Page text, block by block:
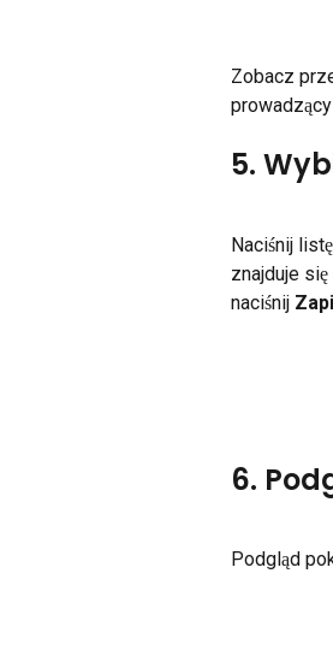
Zobacz
5.
Naciśnij
znajduje
naciśnij
6.
Podgląd